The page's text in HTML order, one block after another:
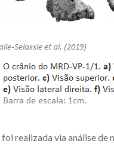
realizada via análise de